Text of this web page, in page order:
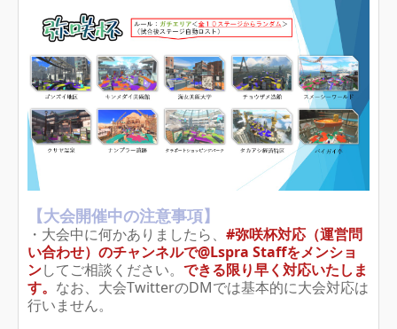
【大会開催中の注意事項】
・大会中に何かありましたら、 #弥咲杯対応（運営問
い合わせ） のチャンネルで@Lspra Staffをメンショ
ンしてご相談ください。 できる限り早く対応いたしま
す。 なお、大会TwitterのDMでは基本的に大会対応は
行いません。